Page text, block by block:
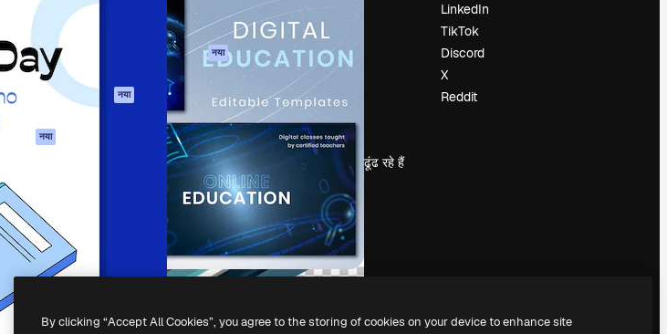
AI वीडियो जनरेटर
एआई वॉयस जनरेटर
स्टॉक सामग्री
MCP
Claude/ChatGPT
नया
नया
सभी फ्रीपिक उपकरण
उपयोग की शर्तें
गोपनीयता नीति
ओरिजिनल्स नया
कुकीज़ नीति
ट्रस्ट सेंटर
एफिलिएट्स
बिज़नेस
करियर
खोज रुझान
ब्लॉग
घटनाक्रम
Slidesgo
सामग्री बेचें
प्रेस कक्ष
magnific.ai ढूंढ रहे हैं
LinkedIn
TikTok
Discord
X
Reddit
सर्वाधिकार सुरक्षित.
By clicking “Accept All Cookies”, you agree to the storing of cookies on your device to enhance site